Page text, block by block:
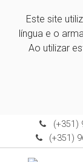
Este site
língua e o
Ao utilizar
(+351)
(+351)